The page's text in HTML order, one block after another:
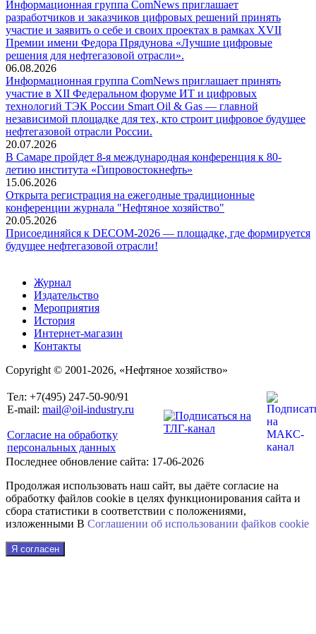
Информационная группа ComNews приглашает
разработчиков и заказчиков цифровых решений принять
участие и заявить о себе и своих проектах в рамках XVII
Премии имени Федора Прядунова «Лучшие цифровые
решения для нефтегазовой отрасли».
06.08.2026
Информационная группа ComNews приглашает принять
участие в XII Федеральном форуме ИТ и цифровых
технологий ТЭК России Smart Oil & Gas — главной
независимой площадке для тех, кто строит цифровое будущее
нефтегазовой отрасли России.
20.07.2026
В Самаре пройдет 8-я международная конференция к 80-
летию института «Гипровостокнефть»
15.06.2026
Открыта регистрация на ежегодные традиционные
конференции журнала "Нефтяное хозяйство"
20.05.2026
Присоединяйся к DECOM-2026 — площадке, где формируется
будущее нефтегазовой отрасли!
Журнал
Издательство
Мероприятия
История
Интернет-магазин
Контакты
Copyright © 2001-2026, «Нефтяное хозяйство»
Тел: +7(495) 247-50-90/91
E-mail: mail@oil-industry.ru
Согласие на обработку
персональных данных
Последнее обновление сайта: 17-06-2026
Продолжая использовать наш сайт, вы даёте согласие на
обработку файлов cookie в целях функционирования сайта и
сбора статистики в соответствии с положениями,
изложенными В Соглашении об использовании файkов cookie
Я согласен